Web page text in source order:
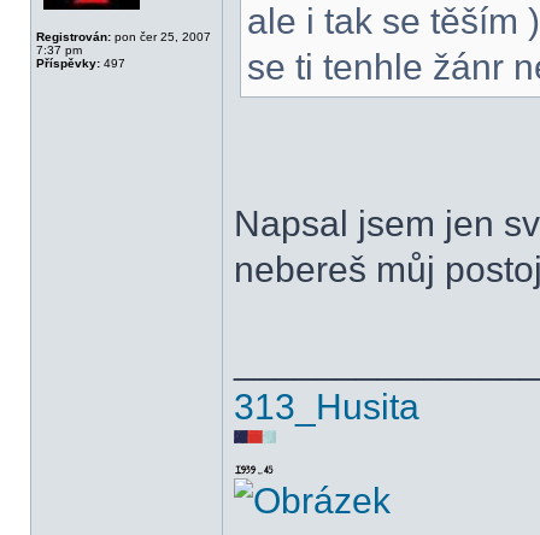
Registrován: pon čer 25, 2007
7:37 pm
Příspěvky: 497
ale i tak se těším
se ti tenhle žánr
Napsal jsem jen
nebereš můj
313_Husita